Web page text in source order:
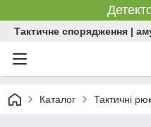
Тактичне спорядження |
Каталог Тактичні